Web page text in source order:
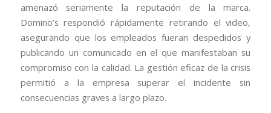
amenazó seriamente la reputación de la marca.
Domino’s respondió rápidamente retirando el video,
asegurando que los empleados fueran despedidos y
publicando un comunicado en el que manifestaban su
compromiso con la calidad. La gestión eficaz de la crisis
permitió a la empresa superar el incidente sin
consecuencias graves a largo plazo.